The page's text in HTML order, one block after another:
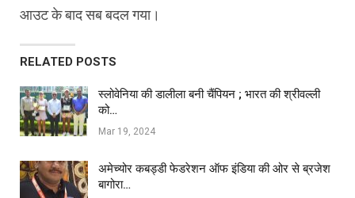
आउट के बाद सब बदल गया।
RELATED POSTS
स्लोवेनिया की डालीला बनी चैंपियन ; भारत की श्रीवल्ली
को…
Mar 19, 2024
अमेच्योर कबड्डी फेडरेशन ऑफ इंडिया की ओर से ब्रजेश
बागोरा…